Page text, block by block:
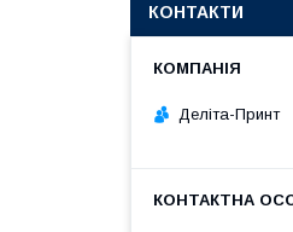
КОНТАКТИ
Деліта-Принт